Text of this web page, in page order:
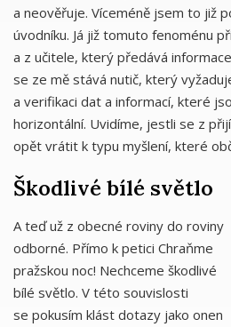
a neověřuje. Víceméně jsem to již
úvodníku. Já již tomuto fenoménu
a z učitele, který předává
se ze mě stává nutič, který
a verifikaci dat a informací, které
horizontální. Uvidíme, jestli se z
opět vrátit k typu myšlení, které
Škodlivé bílé světlo
A teď už z obecné roviny do roviny
odborné. Přímo k petici Chraňme
pražskou noc! Nechceme škodlivé
bílé světlo. V této souvislosti
se pokusím klást dotazy jako onen